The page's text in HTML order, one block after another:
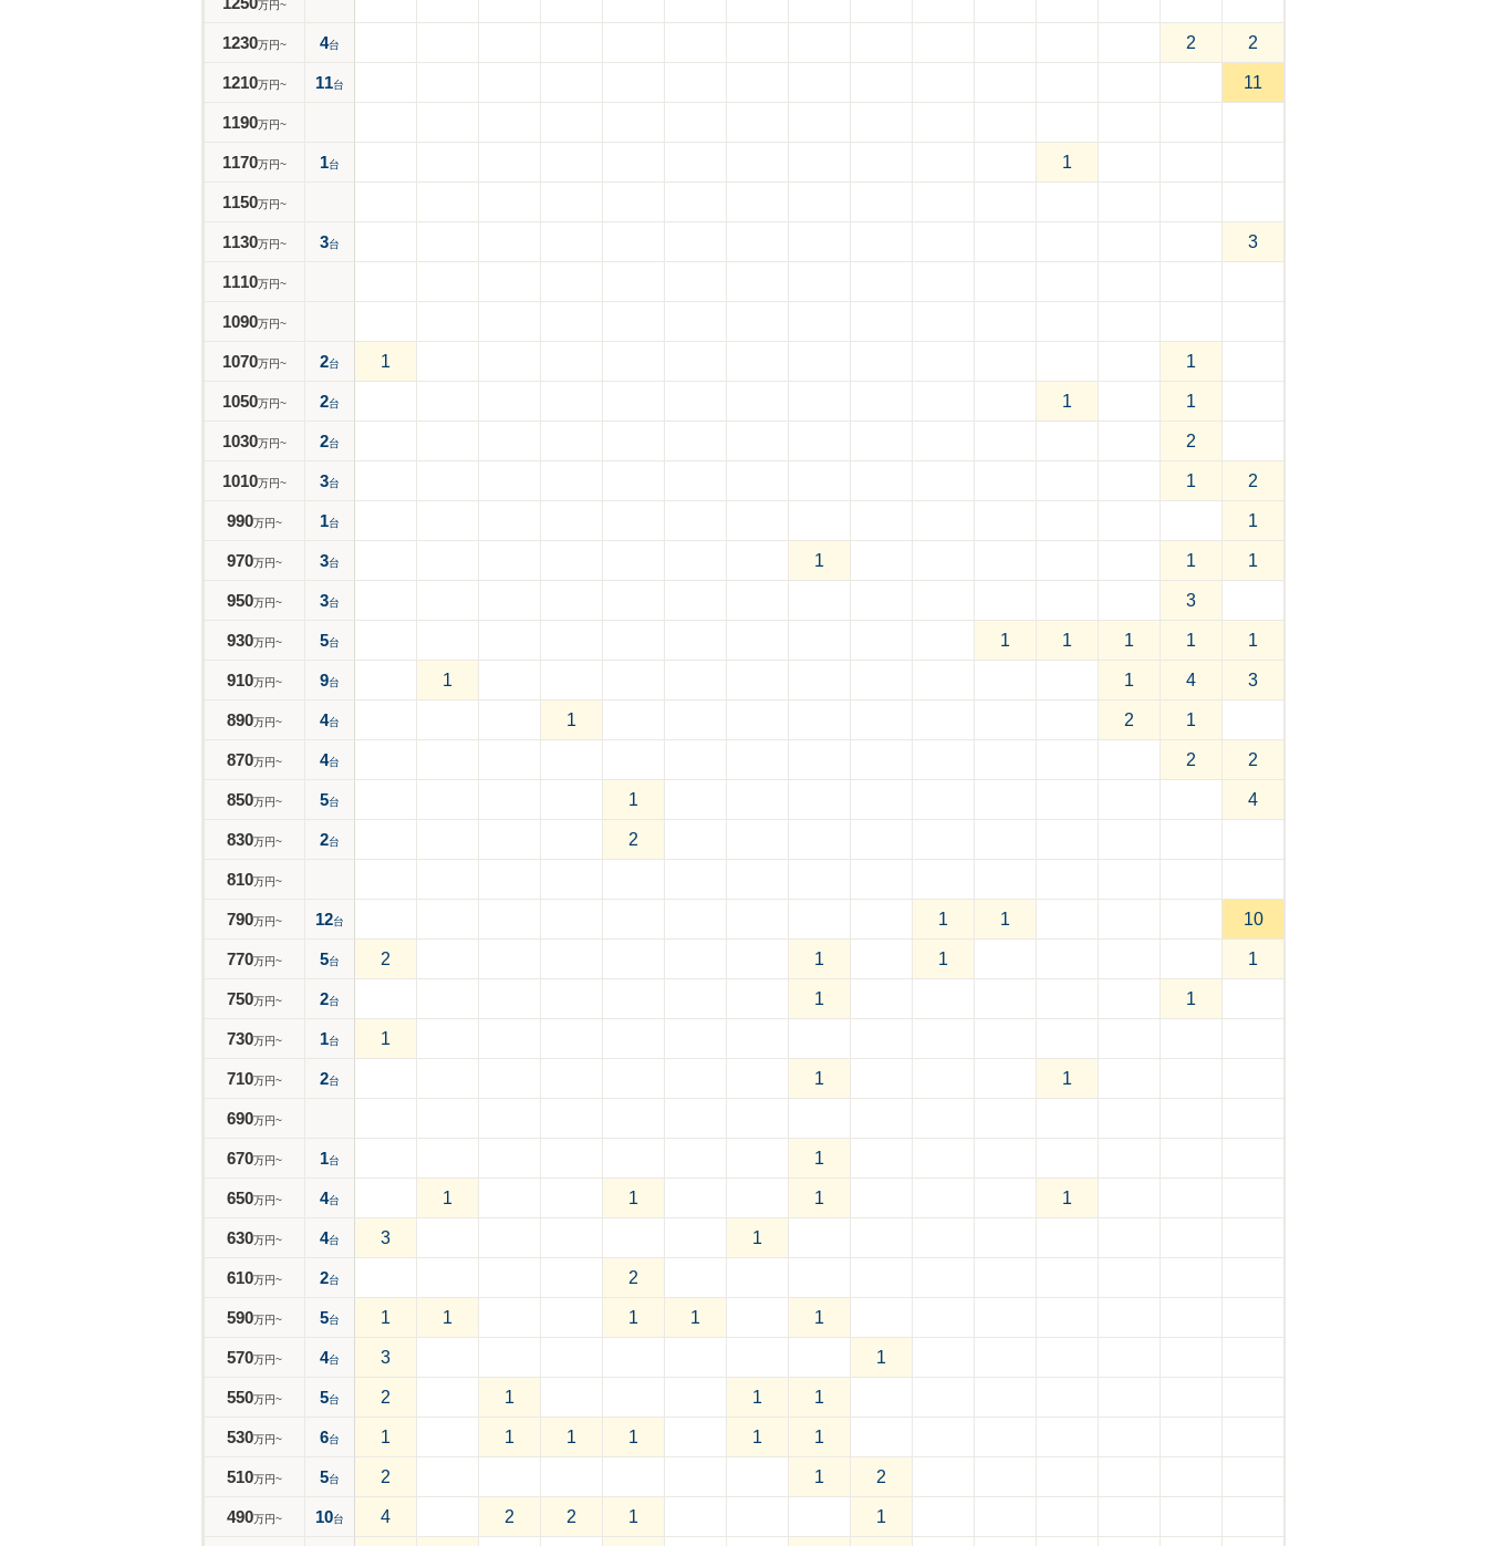
万円~
1230万円~ 4台 2 2
1210万円~ 11台 11
1190万円~
1170万円~ 1台 1
1150万円~
1130万円~ 3台 3
1110万円~
1090万円~
1070万円~ 2台 1 1
1050万円~ 2台 1 1
1030万円~ 2台 2
1010万円~ 3台 1 2
990万円~ 1台 1
970万円~ 3台 1 1 1
950万円~ 3台 3
930万円~ 5台 1 1 1 1 1
910万円~ 9台 1 1 4 3
890万円~ 4台 1 2 1
870万円~ 4台 2 2
850万円~ 5台 1 4
830万円~ 2台 2
810万円~
790万円~ 12台 1 1 10
770万円~ 5台 2 1 1 1
750万円~ 2台 1 1
730万円~ 1台 1
710万円~ 2台 1 1
690万円~
670万円~ 1台 1
650万円~ 4台 1 1 1 1
630万円~ 4台 3 1
610万円~ 2台 2
590万円~ 5台 1 1 1 1 1
570万円~ 4台 3 1
550万円~ 5台 2 1 1 1
530万円~ 6台 1 1 1 1 1 1
510万円~ 5台 2 1 2
490万円~ 10台 4 2 2 1 1